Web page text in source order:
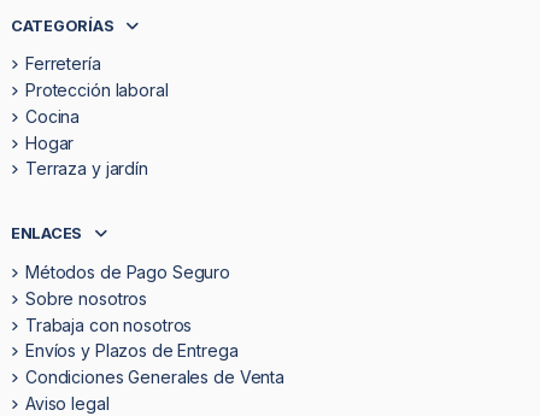
CATEGORÍAS
Ferretería
Protección laboral
Cocina
Hogar
Terraza y jardín
ENLACES
Métodos de Pago Seguro
Sobre nosotros
Trabaja con nosotros
Envíos y Plazos de Entrega
Condiciones Generales de Venta
Aviso legal